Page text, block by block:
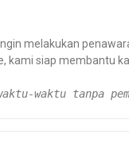
melakukan
siap membantu
waktu tanpa